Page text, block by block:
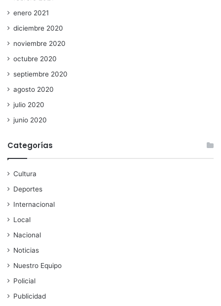
enero 2021
diciembre 2020
noviembre 2020
octubre 2020
septiembre 2020
agosto 2020
julio 2020
junio 2020
Categorías
Cultura
Deportes
Internacional
Local
Nacional
Noticias
Nuestro Equipo
Policial
Publicidad